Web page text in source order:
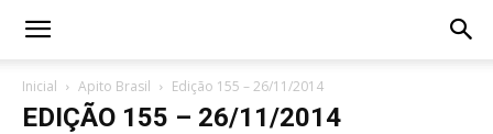
Inicial Apito Brasil Edição 155 – 26/11/2014
EDIÇÃO 155 – 26/11/2014